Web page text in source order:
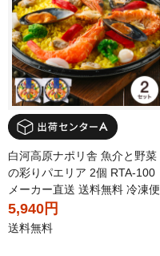
白河高原ナポリ舎 魚介と野菜
の彩りパエリア 2個 RTA-100
メーカー直送 送料無料 冷凍便
5,940円
送料無料